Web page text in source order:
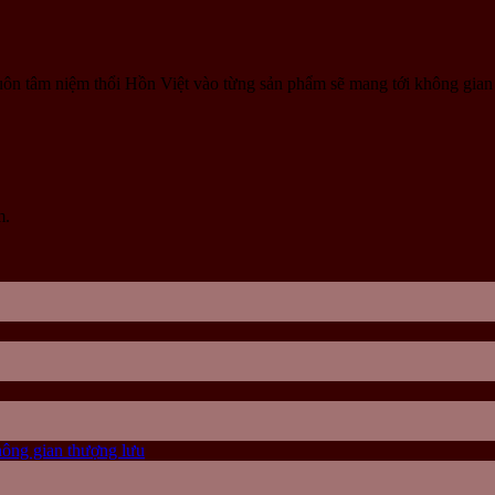
tâm niệm thổi Hồn Việt vào từng sản phẩm sẽ mang tới không
gian thượng lưu